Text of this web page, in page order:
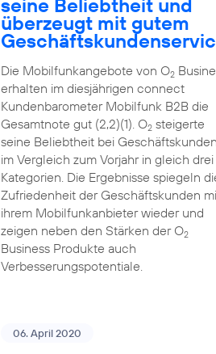
seine Beliebtheit und
überzeugt mit gutem
Die Mobilfunkangebote von O2
erhalten im diesjährigen connect
Kundenbarometer Mobilfunk B2B die
Gesamtnote gut (2,2)(1). O2steigerte
seine Beliebtheit bei
im Vergleich zum Vorjahr in gleich drei
Kategorien. Die Ergebnisse spiegeln
Zufriedenheit der Geschäftskunden
ihrem Mobilfunkanbieter wieder und
zeigen neben den Stärken der O2
Business Produkte auch
Verbesserungspotentiale.
06. April 2020